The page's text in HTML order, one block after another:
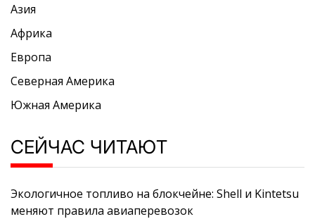
Азия
Африка
Европа
Северная Америка
Южная Америка
СЕЙЧАС ЧИТАЮТ
Экологичное топливо на блокчейне: Shell и Kintetsu
меняют правила авиаперевозок